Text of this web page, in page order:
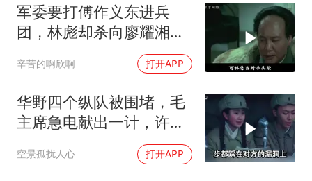
以军士兵把枪口对准中国记者
笔试第一被劝弃考涉事副校长被撤职
白海豚5次眼壁置换
构建更高水平的全民健身公共服务体系
军委要打傅作义东进兵
团，林彪却杀向廖耀湘，
辛苦的啊欣啊 打开APP
华野四个纵队被围堵，毛
主席急电献出一计，许世
空景孤扰人心 打开APP